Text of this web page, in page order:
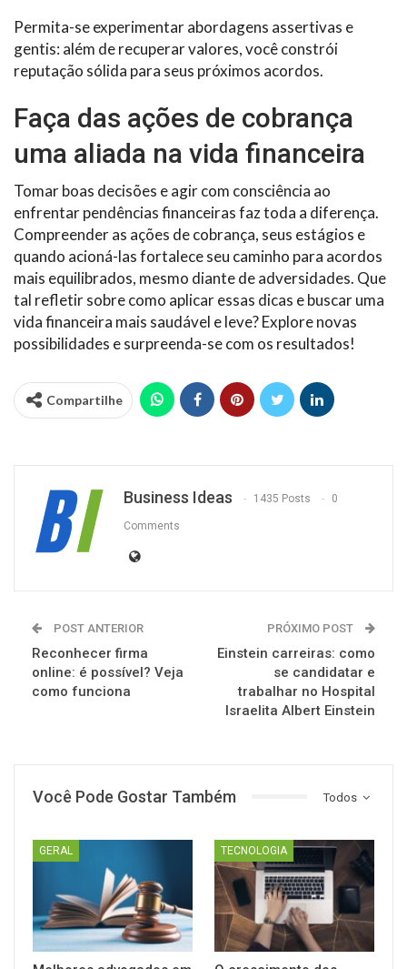
Permita-se experimentar abordagens assertivas e
gentis: além de recuperar valores, você constrói
reputação sólida para seus próximos acordos.
Faça das ações de cobrança
uma aliada na vida financeira
Tomar boas decisões e agir com consciência ao
enfrentar pendências financeiras faz toda a diferença.
Compreender as ações de cobrança, seus estágios e
quando acioná-las fortalece seu caminho para acordos
mais equilibrados, mesmo diante de adversidades. Que
tal refletir sobre como aplicar essas dicas e buscar uma
vida financeira mais saudável e leve? Explore novas
possibilidades e surpreenda-se com os resultados!
Compartilhe
Business Ideas 1435 Posts 0
Comments
POST ANTERIOR
Reconhecer firma
online: é possível? Veja
como funciona
PRÓXIMO POST
Einstein carreiras: como
se candidatar e
trabalhar no Hospital
Israelita Albert Einstein
Todos
Você Pode Gostar Também
GERAL TECNOLOGIA